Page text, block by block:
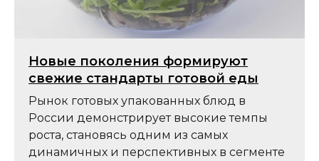
Новые поколения формируют
свежие стандарты готовой еды
Рынок готовых упакованных блюд в
России демонстрирует высокие темпы
роста, становясь одним из самых
динамичных и перспективных в сегменте